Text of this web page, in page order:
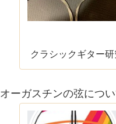
クラシックギター研
オーガスチンの弦につ